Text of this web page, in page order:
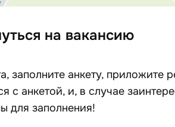
на вакансию
заполните анкету, приложите
с анкетой, и, в случае
для заполнения!